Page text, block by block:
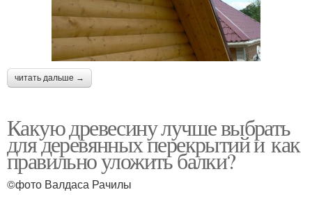
читать дальше →
Какую древесину лучше выбрать
для деревянных перекрытий и как
правильно уложить балки?
©фото Валдаса Рачилы